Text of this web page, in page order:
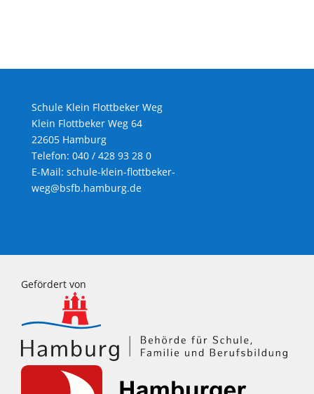
Schule Klein Flottbeker Weg
Klein Flottbeker Weg 64
22605 Hamburg
Telefon: 040 / 428 93 28 0
E-Mail: schule-klein-flottbeker-
weg@bsfb.hamburg.de
Gefördert von